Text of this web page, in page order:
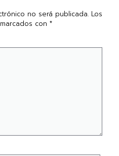
no será publicada. Los
con *